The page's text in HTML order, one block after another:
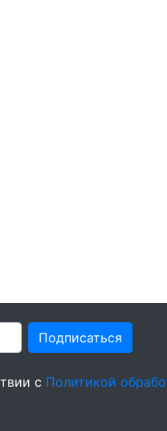
Подписаться
с Политикой